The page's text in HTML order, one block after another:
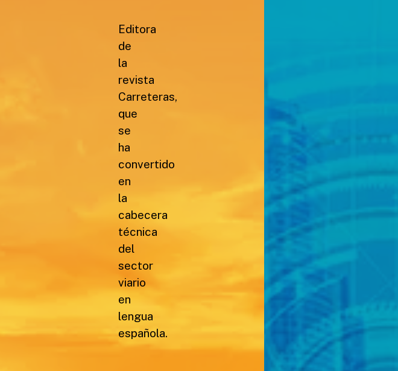
Editora
de
la
revista
Carreteras,
que
se
ha
convertido
en
la
cabecera
técnica
del
sector
viario
en
lengua
española.